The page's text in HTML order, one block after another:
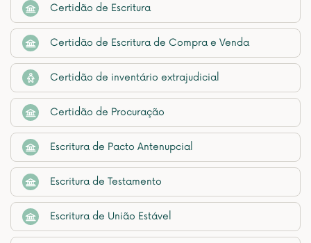
Certidão de Escritura
Certidão de Escritura de Compra e Venda
Certidão de inventário extrajudicial
Certidão de Procuração
Escritura de Pacto Antenupcial
Escritura de Testamento
Escritura de União Estável